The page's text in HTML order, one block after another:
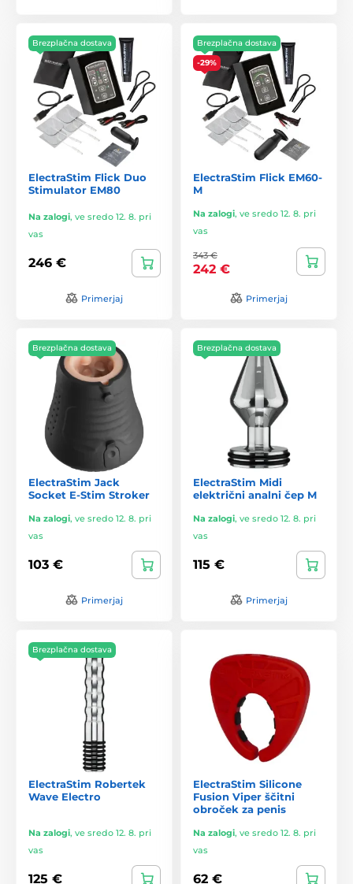
Brezplačna dostava
ElectraStim Flick Duo
Stimulator EM80
Na zalogi, ve sredo 12. 8. pri
vas
246 €
Primerjaj
Brezplačna dostava
-29%
ElectraStim Flick EM60-
M
Na zalogi, ve sredo 12. 8. pri
vas
343 €
242 €
Primerjaj
Brezplačna dostava
ElectraStim Jack
Socket E-Stim Stroker
Na zalogi, ve sredo 12. 8. pri
vas
103 €
Primerjaj
Brezplačna dostava
ElectraStim Midi
električni analni čep M
Na zalogi, ve sredo 12. 8. pri
vas
115 €
Primerjaj
Brezplačna dostava
ElectraStim Robertek
Wave Electro
Na zalogi, ve sredo 12. 8. pri
vas
125 €
ElectraStim Silicone
Fusion Viper ščitni
obroček za penis
Na zalogi, ve sredo 12. 8. pri
vas
62 €